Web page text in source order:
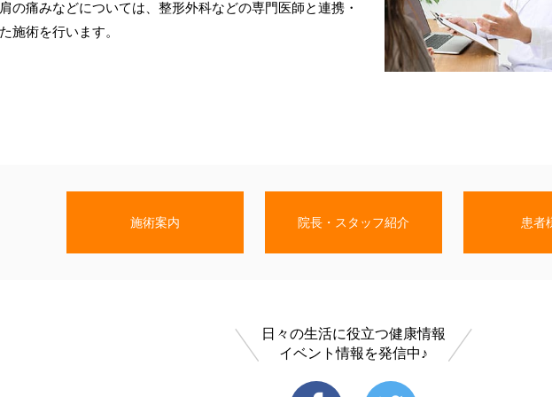
の痛みなどについては、整形外科などの専門医師と連携・
施術を行います。
施術案内 院長・スタッフ紹介 患者
日々の生活に役立つ健康情報
イベント情報を発信中♪